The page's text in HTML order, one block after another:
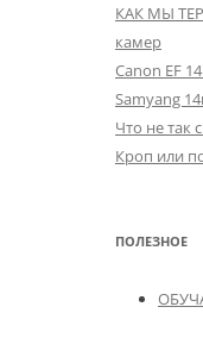
КАК МЫ
камер
Canon EF
Samyang
Что не так
Кроп или
ПОЛЕЗНОЕ